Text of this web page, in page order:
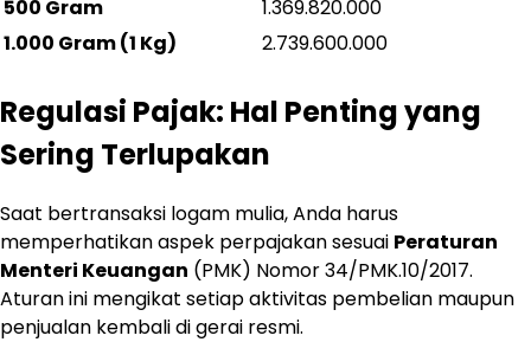
500 Gram
1.369.820.000
1.000 Gram (1 Kg)
2.739.600.000
Regulasi Pajak: Hal Penting yang
Sering Terlupakan
Saat bertransaksi logam mulia, Anda harus
memperhatikan aspek perpajakan sesuai Peraturan
Menteri Keuangan (PMK) Nomor 34/PMK.10/2017.
Aturan ini mengikat setiap aktivitas pembelian maupun
penjualan kembali di gerai resmi.